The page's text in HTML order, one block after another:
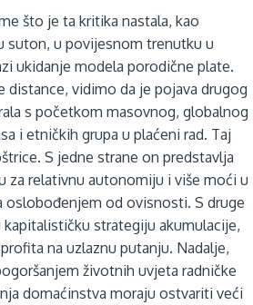
što je ta kritika nastala, kao
suton, u povijesnom trenutku u
ukidanje modela porodične plate.
distance, vidimo da je pojava drugog
s početkom masovnog, globalnog
i etničkih grupa u plaćeni rad. Taj
S jedne strane on predstavlja
za relativnu autonomiju i više moći u
oslobođenjem od ovisnosti. S druge
strategiju akumulacije,
na uzlaznu putanju. Nadalje,
životnih uvjeta radničke
domaćinstva moraju ostvariti veći